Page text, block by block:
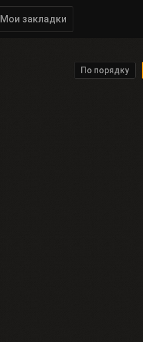
Мои закладки
По порядку